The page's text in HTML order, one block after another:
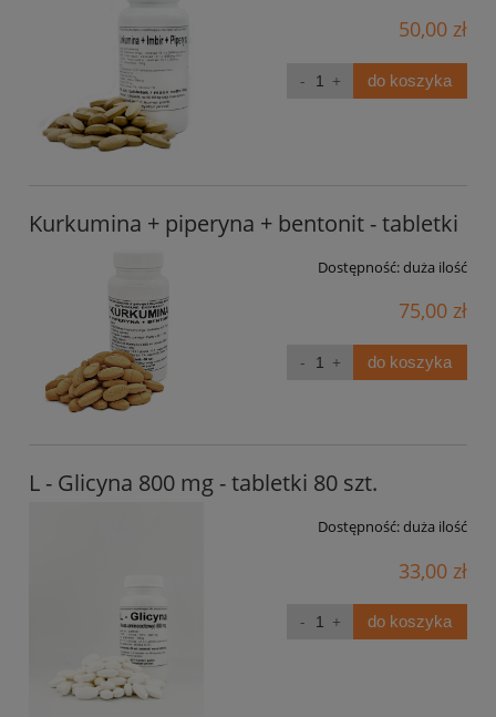
50,00 zł
do koszyka
Kurkumina + piperyna + bentonit - tabletki
Dostępność:duża ilość
75,00 zł
do koszyka
L - Glicyna 800 mg - tabletki 80 szt.
Dostępność:duża ilość
33,00 zł
do koszyka